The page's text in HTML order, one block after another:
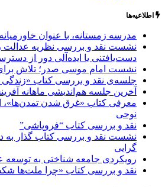
اطلاعیه‌ها
مدرسه زمستانه، با عنوان
نشست نقد و بررسی نظریه عدالت
دست‌یافتنی یا ایده‌آلی دور از
نشست امام موسی صدر؛ تلاش
جلسه‌ی نقد و بررسی کتاب «زندگی
آخرین جلسه هم‌اندیشی ماهانه آفرینش
معرفی کتاب «غرق شدن تمدن‌ها»،
نوحی
نقد و بررسی کتاب “فروپاشی”
نشست نقد و بررسی کتاب گذار به
گرایی
رویکردی جامعه شناختی به توسعه
نقد و بررسی کتاب «چرا ملت‌ها